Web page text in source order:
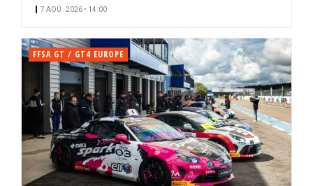
7 AOÛ. 2026 • 14:00
FFSA GT / GT4 EUROPE